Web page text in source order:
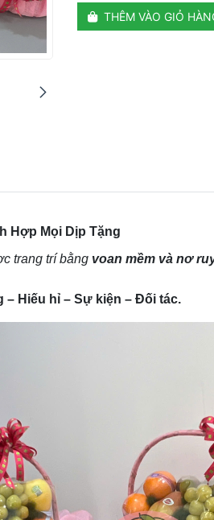
THÊM VÀO GIỎ
Hợp Mọi Dịp Tặng
trang trí bằng voan mềm và nơ
– Hiếu hỉ – Sự kiện – Đối tác.